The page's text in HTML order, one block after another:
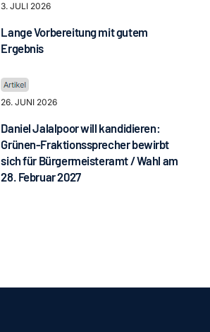
3. JULI 2026
Lange Vorbereitung mit gutem
Ergebnis
26. JUNI 2026
Daniel Jalalpoor will kandidieren:
Grünen-Fraktionssprecher bewirbt
sich für Bürgermeisteramt / Wahl am
28. Februar 2027